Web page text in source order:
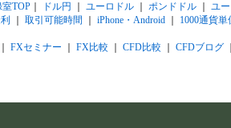
TOP｜ ドル円 ユーロドル｜ ポンドドル｜ ユ
取引可能時間 iPhone・Android 1000通貨単
FXセミナー FX比較 CFD比較 CFDブログ